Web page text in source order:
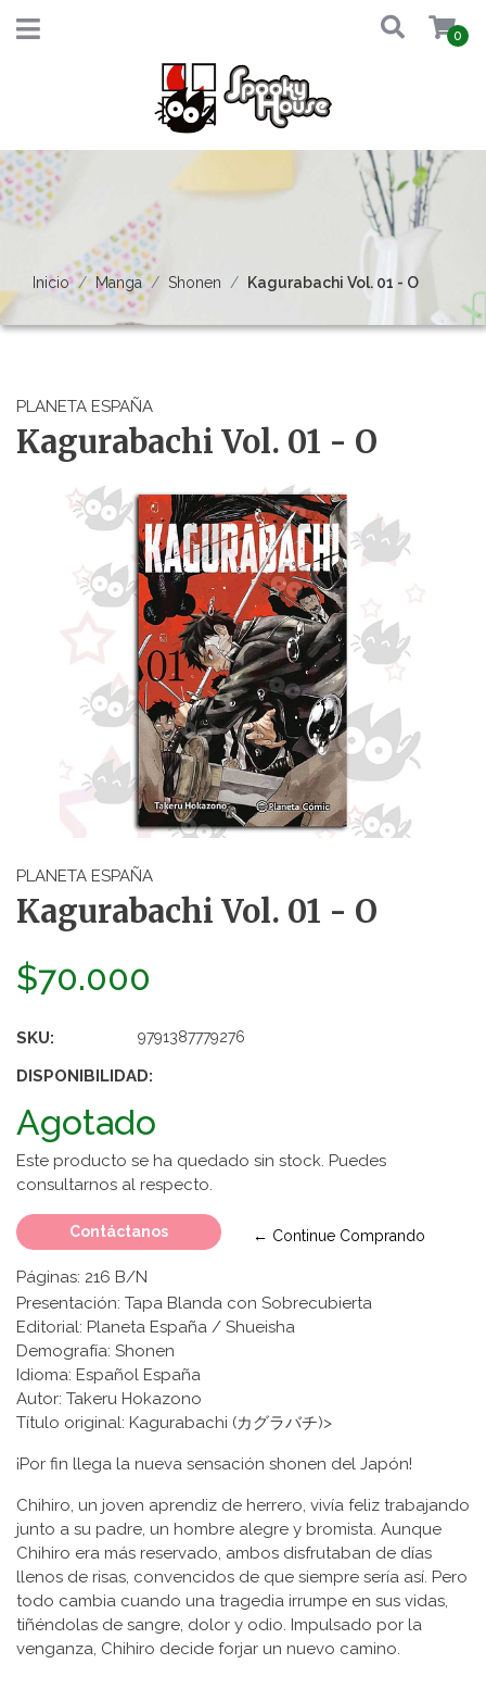
0
Inicio Manga Shonen Kagurabachi Vol. 01 - O
PLANETA ESPAÑA
Kagurabachi Vol. 01 - O
PLANETA ESPAÑA
Kagurabachi Vol. 01 - O
$70.000
SKU: 9791387779276
DISPONIBILIDAD:
Agotado
Este producto se ha quedado sin stock. Puedes
consultarnos al respecto.
Contáctanos ← Continue Comprando
Páginas: 216 B/N
Presentación: Tapa Blanda con Sobrecubierta
Editorial: Planeta España / Shueisha
Demografía: Shonen
Idioma: Español España
Autor: Takeru Hokazono
Título original: Kagurabachi (カグラバチ)>
¡Por fin llega la nueva sensación shonen del Japón!
Chihiro, un joven aprendiz de herrero, vivía feliz trabajando
junto a su padre, un hombre alegre y bromista. Aunque
Chihiro era más reservado, ambos disfrutaban de días
llenos de risas, convencidos de que siempre sería así. Pero
todo cambia cuando una tragedia irrumpe en sus vidas,
tiñéndolas de sangre, dolor y odio. Impulsado por la
venganza, Chihiro decide forjar un nuevo camino.